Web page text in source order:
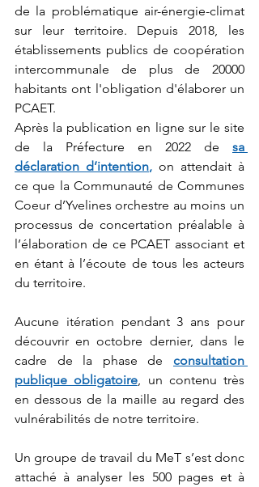
de la problématique air-énergie-climat
sur leur territoire. Depuis 2018, les
établissements publics de coopération
intercommunale de plus de 20000
habitants ont l'obligation d'élaborer un
PCAET.
Après la publication en ligne sur le site
de la Préfecture en 2022 de sa
déclaration d’intention, on attendait à
ce que la Communauté de Communes
Coeur d’Yvelines orchestre au moins un
processus de concertation préalable à
l’élaboration de ce PCAET associant et
en étant à l’écoute de tous les acteurs
du territoire.
Aucune itération pendant 3 ans pour
découvrir en octobre dernier, dans le
cadre de la phase de consultation
publique obligatoire , un contenu très
en dessous de la maille au regard des
vulnérabilités de notre territoire.
Un groupe de travail du MeT s’est donc
attaché à analyser les 500 pages et à